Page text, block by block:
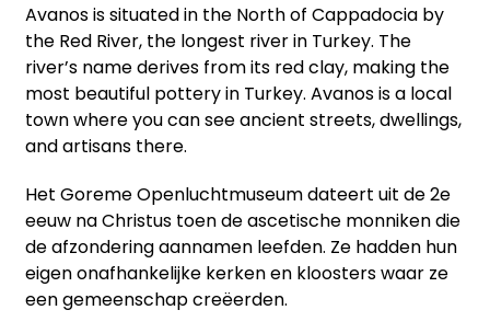
Avanos is situated in the North of Cappadocia by
the Red River, the longest river in Turkey. The
river’s name derives from its red clay, making the
most beautiful pottery in Turkey. Avanos is a local
town where you can see ancient streets, dwellings,
and artisans there.
Het Goreme Openluchtmuseum dateert uit de 2e
eeuw na Christus toen de ascetische monniken die
de afzondering aannamen leefden. Ze hadden hun
eigen onafhankelijke kerken en kloosters waar ze
een gemeenschap creëerden.